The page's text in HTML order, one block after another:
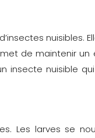
nuisibles.
de maintenir
nuisible
larves se